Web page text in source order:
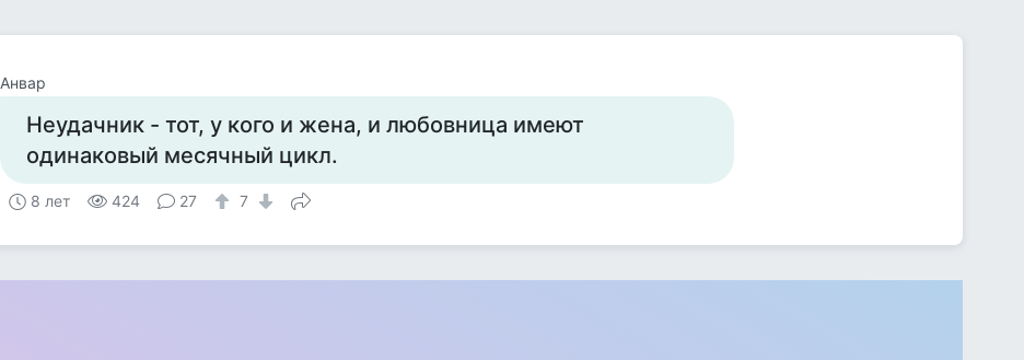
Анвар
Неудачник - тот, у кого и жена, и любовница имеют
одинаковый месячный цикл.
8 лет 424 27 7